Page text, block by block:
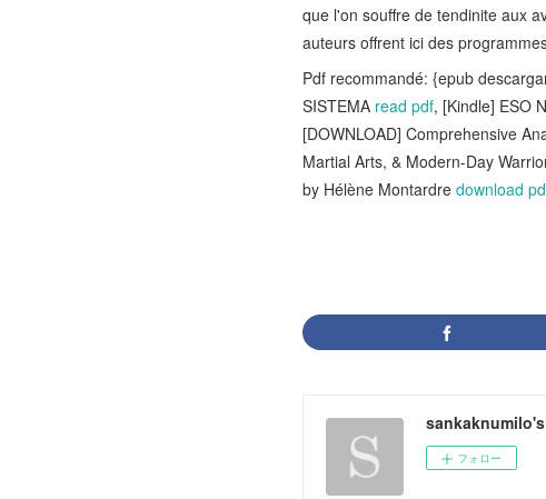
que l'on souffre de tendinite aux
auteurs offrent ici des
Pdf recommandé: {epub
SISTEMA read pdf, [Kindle] ESO
[DOWNLOAD] Comprehensive
Martial Arts, & Modern-Day
by Hélène Montardre download
フォロー